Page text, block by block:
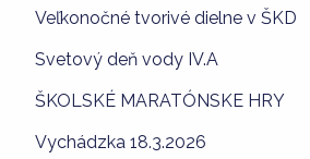
Veľkonočné tvorivé dielne v ŠKD
Svetový deň vody IV.A
ŠKOLSKÉ MARATÓNSKE HRY
Vychádzka 18.3.2026